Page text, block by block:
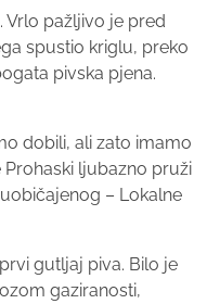
Vrlo pažljivo je pred
spustio kriglu, preko
pivska pjena.
dobili, ali zato imamo
Prohaski ljubazno pruži
– Lokalne
gutljaj piva. Bilo je
gaziranosti,